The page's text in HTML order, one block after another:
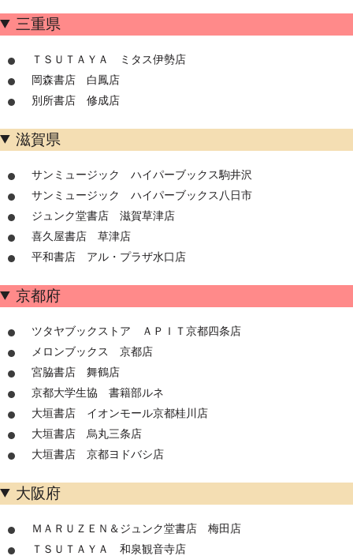
三重県
ＴＳＵＴＡＹＡ ミタス伊勢店
岡森書店 白鳳店
別所書店 修成店
滋賀県
サンミュージック ハイパーブックス駒井沢
サンミュージック ハイパーブックス八日市
ジュンク堂書店 滋賀草津店
喜久屋書店 草津店
平和書店 アル・プラザ水口店
京都府
ツタヤブックストア ＡＰＩＴ京都四条店
メロンブックス 京都店
宮脇書店 舞鶴店
京都大学生協 書籍部ルネ
大垣書店 イオンモール京都桂川店
大垣書店 烏丸三条店
大垣書店 京都ヨドバシ店
大阪府
ＭＡＲＵＺＥＮ＆ジュンク堂書店 梅田店
ＴＳＵＴＡＹＡ 和泉観音寺店